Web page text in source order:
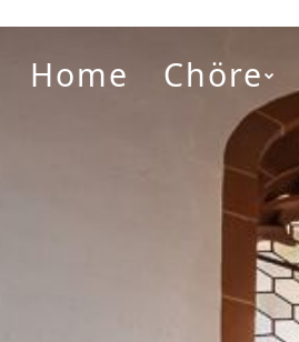
Home Chöre